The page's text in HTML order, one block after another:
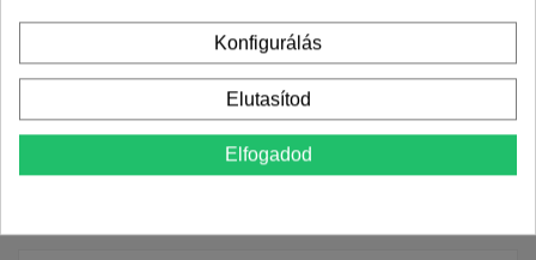
Konfigurálás
Elutasítod
Elfogadod